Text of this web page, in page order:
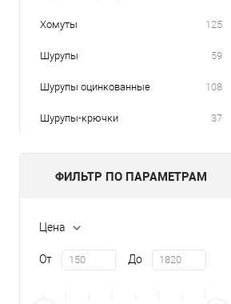
Хомуты 125
Шурупы 59
Шурупы оцинкованные 108
Шурупы-крючки 37
ФИЛЬТР ПО ПАРАМЕТРАМ
Цена
От До